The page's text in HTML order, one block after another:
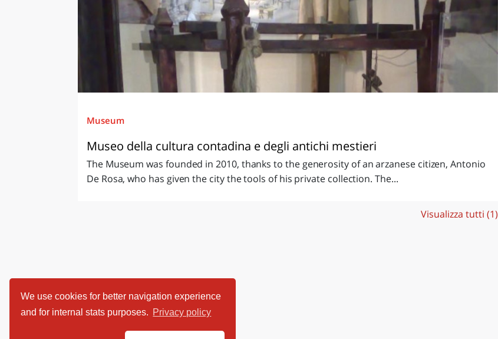
We use cookies for better navigation experience
and for internal stats purposes. Privacy policy
Museum
Museo della cultura contadina e degli antichi mestieri
The Museum was founded in 2010, thanks to the generosity of an arzanese citizen, Antonio
De Rosa, who has given the city the tools of his private collection. The...
Visualizza tutti (1)